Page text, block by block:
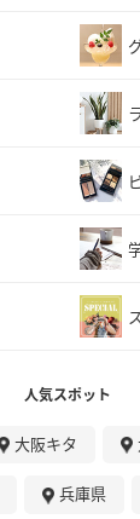
人気スポット
大阪キタ
兵庫県